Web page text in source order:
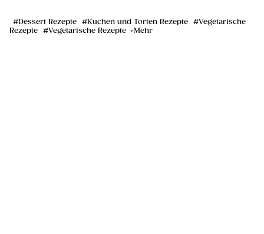
Dessert Rezepte Kuchen und Torten Rezepte
Vegetarische
Rezepte
Vegetarische Rezepte Mehr